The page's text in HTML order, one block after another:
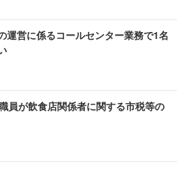
運営に係るコールセンター業務で1名
員が飲食店関係者に関する市税等の